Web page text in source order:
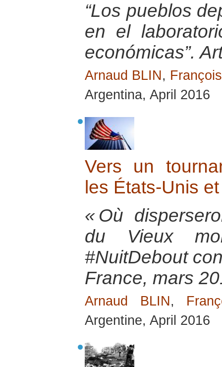
“Los pueblos
en el
económicas”.
Arnaud BLIN,
Argentina, April 2016
Vers un
les États-Unis
« Où
du Vieux
#NuitDebout
France, mars
Arnaud BLIN,
Argentine, April 2016